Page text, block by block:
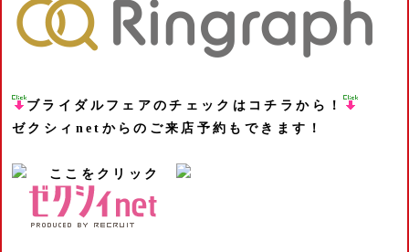
ブライダルフェアのチェックはコチラから！
ゼクシィnetからのご来店予約もできます！
ここをクリック